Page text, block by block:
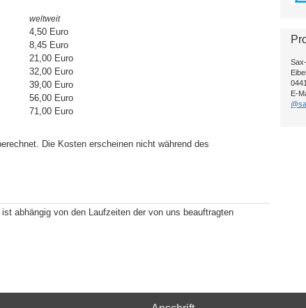
weltweit
4,50 Euro
8,45 Euro
21,00 Euro
32,00 Euro
39,00 Euro
56,00 Euro
71,00 Euro
Die Kosten erscheinen nicht während des
abhängig von den Laufzeiten der von uns beauftragten
E-